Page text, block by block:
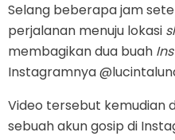
Selang beberapa jam
perjalanan menuju lokasi
membagikan dua buah
Instagramnya
Video tersebut kemudian
sebuah akun gosip di